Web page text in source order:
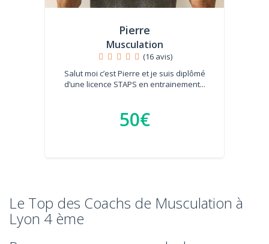
Pierre
Musculation
(16 avis)
Salut moi c’est Pierre et je suis diplômé
d’une licence STAPS en entrainement...
50€
Le Top des Coachs de Musculation à
Lyon 4 ème